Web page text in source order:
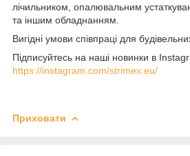
лічильником, опалювальним
та іншим обладнанням.
Вигідні умови співпраці для
Підписуйтесь на наші новинки в
https://instagram.com/strimex.eu/
Приховати